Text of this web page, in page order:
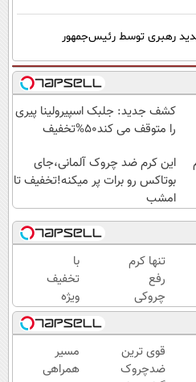
رهبری توسط رئیس‌جمهور
کشف جدید: جلبک اسپیرولینا پیری
را متوقف می کند50%تخفیف
این کرم ضد چروک آلمانی،جای
بوتاکس رو برات پر میکنه!تخفیف تا
امشب
تنها کرم
رفع
چروکی
که
مجوز
رسمی
وزارت
با
تخفیف
ویژه
بدون
بوتاکس
۱۰،۱۲
سال
قوی ترین
ضدچروک
مسیر
همراهی